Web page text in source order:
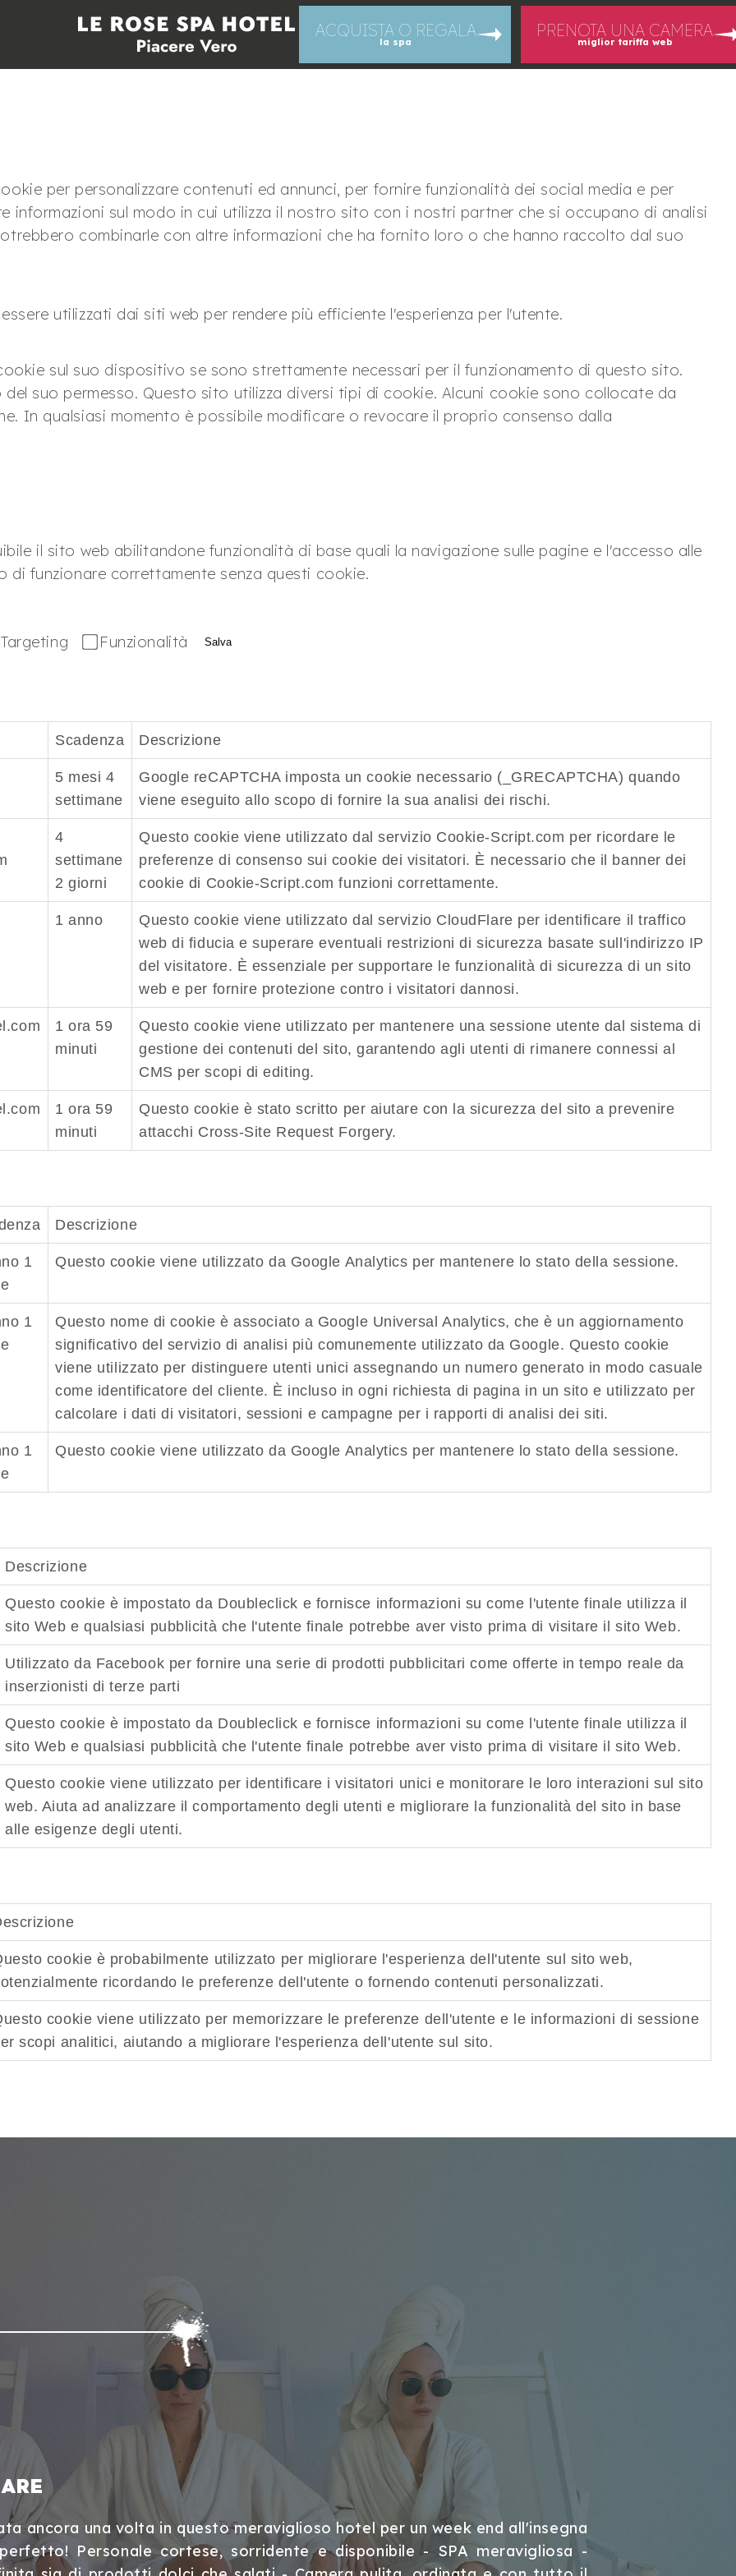
ACQUISTA O REGALA
la spa
PRENOTA UNA CAMERA
miglior tariffa web
per personalizzare contenuti ed annunci, per fornire funzionalità dei social media e per
informazioni sul modo in cui utilizza il nostro sito con i nostri partner che si occupano di analisi
combinarle con altre informazioni che ha fornito loro o che hanno raccolto dal suo
utilizzati dai siti web per rendere più efficiente l'esperienza per l'utente.
sul suo dispositivo se sono strettamente necessari per il funzionamento di questo sito.
suo permesso. Questo sito utilizza diversi tipi di cookie. Alcuni cookie sono collocate da
In qualsiasi momento è possibile modificare o revocare il proprio consenso dalla
il sito web abilitandone funzionalità di base quali la navigazione sulle pagine e l'accesso alle
funzionare correttamente senza questi cookie.
Targeting Funzionalità Salva
Scadenza Descrizione
5 mesi 4
settimane
Google reCAPTCHA imposta un cookie necessario (_GRECAPTCHA) quando
viene eseguito allo scopo di fornire la sua analisi dei rischi.
4
settimane
2 giorni
Questo cookie viene utilizzato dal servizio Cookie-Script.com per ricordare le
preferenze di consenso sui cookie dei visitatori. È necessario che il banner dei
cookie di Cookie-Script.com funzioni correttamente.
1 anno
Questo cookie viene utilizzato dal servizio CloudFlare per identificare il traffico
web di fiducia e superare eventuali restrizioni di sicurezza basate sull'indirizzo IP
del visitatore. È essenziale per supportare le funzionalità di sicurezza di un sito
web e per fornire protezione contro i visitatori dannosi.
1 ora 59
minuti
Questo cookie viene utilizzato per mantenere una sessione utente dal sistema di
gestione dei contenuti del sito, garantendo agli utenti di rimanere connessi al
CMS per scopi di editing.
1 ora 59
minuti
Questo cookie è stato scritto per aiutare con la sicurezza del sito a prevenire
attacchi Cross-Site Request Forgery.
Descrizione
1
Questo cookie viene utilizzato da Google Analytics per mantenere lo stato della sessione.
1
Questo nome di cookie è associato a Google Universal Analytics, che è un aggiornamento
significativo del servizio di analisi più comunemente utilizzato da Google. Questo cookie
viene utilizzato per distinguere utenti unici assegnando un numero generato in modo casuale
come identificatore del cliente. È incluso in ogni richiesta di pagina in un sito e utilizzato per
calcolare i dati di visitatori, sessioni e campagne per i rapporti di analisi dei siti.
1
Questo cookie viene utilizzato da Google Analytics per mantenere lo stato della sessione.
Descrizione
Questo cookie è impostato da Doubleclick e fornisce informazioni su come l'utente finale utilizza il
sito Web e qualsiasi pubblicità che l'utente finale potrebbe aver visto prima di visitare il sito Web.
Utilizzato da Facebook per fornire una serie di prodotti pubblicitari come offerte in tempo reale da
inserzionisti di terze parti
Questo cookie è impostato da Doubleclick e fornisce informazioni su come l'utente finale utilizza il
sito Web e qualsiasi pubblicità che l'utente finale potrebbe aver visto prima di visitare il sito Web.
Questo cookie viene utilizzato per identificare i visitatori unici e monitorare le loro interazioni sul sito
web. Aiuta ad analizzare il comportamento degli utenti e migliorare la funzionalità del sito in base
alle esigenze degli utenti.
cookie è probabilmente utilizzato per migliorare l'esperienza dell'utente sul sito web,
ricordando le preferenze dell'utente o fornendo contenuti personalizzati.
cookie viene utilizzato per memorizzare le preferenze dell'utente e le informazioni di sessione
scopi analitici, aiutando a migliorare l'esperienza dell'utente sul sito.
ancora una volta in questo meraviglioso hotel per un week end all'insegna
Personale cortese, sorridente e disponibile - SPA meravigliosa -